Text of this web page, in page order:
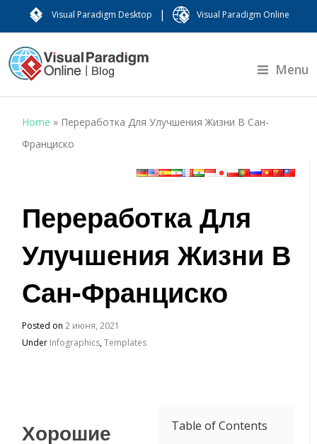
Visual Paradigm Desktop | Visual Paradigm Online
Menu
Home » Переработка Для Улучшения Жизни В Сан-
Франциско
Переработка Для
Улучшения Жизни В
Сан-Франциско
Posted on2 июня, 2021
Under Infographics,Templates
Table of Contents
Хорошие